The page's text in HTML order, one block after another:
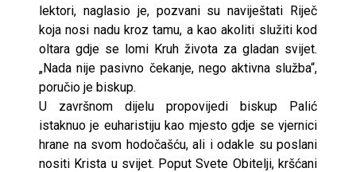
lektori, naglasio je, pozvani su naviještati Riječ
koja nosi nadu kroz tamu, a kao akoliti služiti kod
oltara gdje se lomi Kruh života za gladan svijet.
„Nada nije pasivno čekanje, nego aktivna služba“,
poručio je biskup.
U završnom dijelu propovijedi biskup Palić
istaknuo je euharistiju kao mjesto gdje se vjernici
hrane na svom hodočašću, ali i odakle su poslani
nositi Krista u svijet. Poput Svete Obitelji, kršćani